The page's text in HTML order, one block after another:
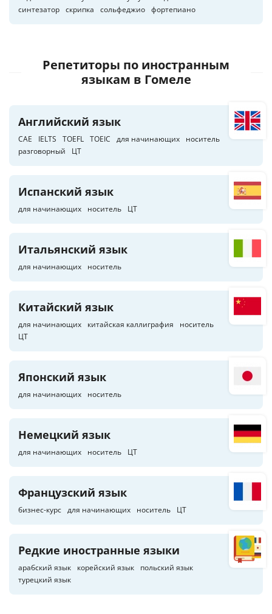
синтезатор скрипка сольфеджио фортепиано
Репетиторы по иностранным
языкам в Гомеле
Английский язык
CAE IELTS TOEFL TOEIC для начинающих
носитель
разговорный
ЦТ
Испанский язык
для начинающих носитель ЦТ
Итальянский язык
для начинающих носитель
Китайский язык
для начинающих китайская каллиграфия
носитель
ЦТ
Японский язык
для начинающих носитель
Немецкий язык
для начинающих носитель ЦТ
Французский язык
бизнес-курс для начинающих носитель ЦТ
Редкие иностранные языки
арабский язык корейский язык
польский язык
турецкий язык